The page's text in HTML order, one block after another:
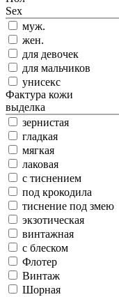
Sex
муж.
жен.
для девочек
для мальчиков
унисекс
Фактура кожи
выделка
зернистая
гладкая
мягкая
лаковая
с тиснением
под крокодила
тиснение под змею
экзотическая
винтажная
с блеском
Флотер
Винтаж
Шорная